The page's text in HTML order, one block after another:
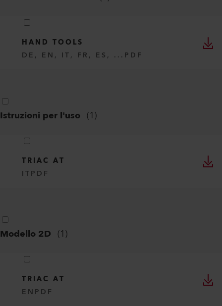
HAND TOOLS
DE, EN, IT, FR, ES, ... PDF
Istruzioni per l'uso (1)
TRIAC AT
ITPDF
Modello 2D (1)
TRIAC AT
EN PDF